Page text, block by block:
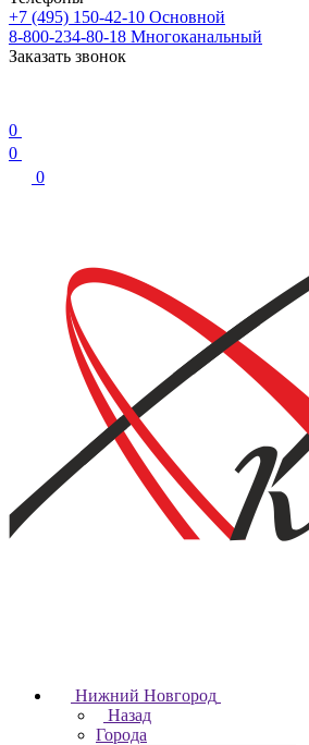
+7 (495) 150-42-10 Основной
8-800-234-80-18 Многоканальный
Заказать звонок
0
0
0
Нижний Новгород
Назад
Города